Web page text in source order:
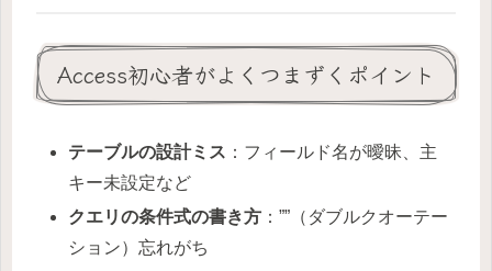
Access初心者がよくつまずくポイント
テーブルの設計ミス ：フィールド名が曖昧、主
キー未設定など
クエリの条件式の書き方 ：””（ダブルクオーテー
ション）忘れがち